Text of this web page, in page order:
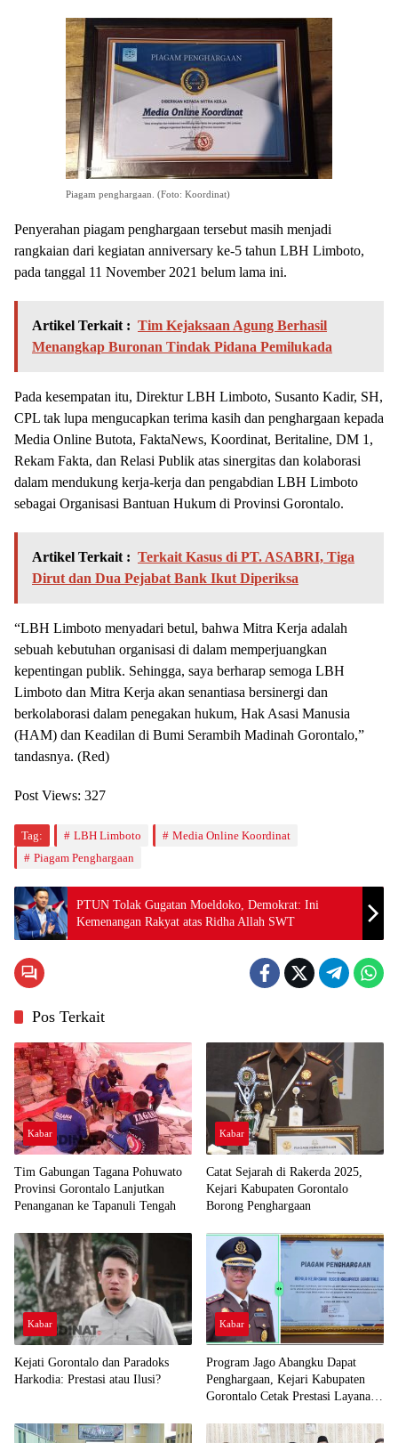
Piagam penghargaan. (Foto: Koordinat)
Penyerahan piagam penghargaan tersebut masih menjadi
rangkaian dari kegiatan anniversary ke-5 tahun LBH Limboto,
pada tanggal 11 November 2021 belum lama ini.
Artikel Terkait : Tim Kejaksaan Agung Berhasil
Menangkap Buronan Tindak Pidana Pemilukada
Pada kesempatan itu, Direktur LBH Limboto, Susanto Kadir, SH,
CPL tak lupa mengucapkan terima kasih dan penghargaan kepada
Media Online Butota, FaktaNews, Koordinat, Beritaline, DM 1,
Rekam Fakta, dan Relasi Publik atas sinergitas dan kolaborasi
dalam mendukung kerja-kerja dan pengabdian LBH Limboto
sebagai Organisasi Bantuan Hukum di Provinsi Gorontalo.
Artikel Terkait : Terkait Kasus di PT. ASABRI, Tiga
Dirut dan Dua Pejabat Bank Ikut Diperiksa
“LBH Limboto menyadari betul, bahwa Mitra Kerja adalah
sebuah kebutuhan organisasi di dalam memperjuangkan
kepentingan publik. Sehingga, saya berharap semoga LBH
Limboto dan Mitra Kerja akan senantiasa bersinergi dan
berkolaborasi dalam penegakan hukum, Hak Asasi Manusia
(HAM) dan Keadilan di Bumi Serambih Madinah Gorontalo,”
tandasnya. (Red)
Post Views: 327
Tag: LBH Limboto
Media Online Koordinat
Piagam Penghargaan
PTUN Tolak Gugatan Moeldoko, Demokrat: Ini
Kemenangan Rakyat atas Ridha Allah SWT
Pos Terkait
Kabar
Tim Gabungan Tagana Pohuwato
Provinsi Gorontalo Lanjutkan
Penanganan ke Tapanuli Tengah
Kabar
Catat Sejarah di Rakerda 2025,
Kejari Kabupaten Gorontalo
Borong Penghargaan
Kabar
Kejati Gorontalo dan Paradoks
Harkodia: Prestasi atau Ilusi?
Kabar
Program Jago Abangku Dapat
Penghargaan, Kejari Kabupaten
Gorontalo Cetak Prestasi Layanan